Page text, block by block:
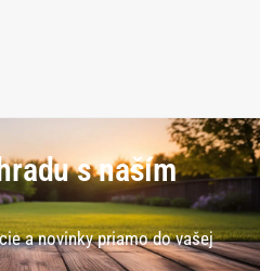
s naším
a novinky priamo do vašej